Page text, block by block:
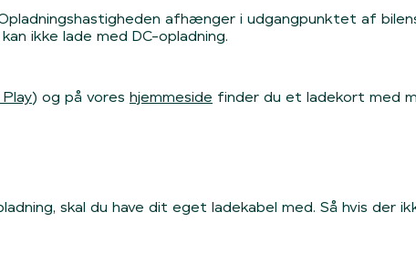
afhænger i udgangpunktet af
ikke lade med DC-opladning.
) og på vores hjemmeside finder du et ladekort med
skal du have dit eget ladekabel med. Så hvis der